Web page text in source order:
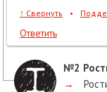
↑ Свернуть •
Ответить
№2
→